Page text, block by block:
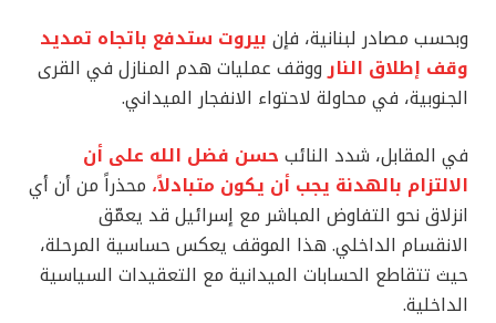
وبحسب مصادر لبنانية، فإن بيروت ستدفع باتجاه تمديد
وقف إطلاق النارووقف عمليات هدم المنازل في القرى
الجنوبية، في محاولة لاحتواء الانفجار الميداني.
في المقابل، شدد النائب حسن فضل الله على أن
الالتزام بالهدنة يجب أن يكون متبادلاً، محذراً من أن أي
انزلاق نحو التفاوض المباشر مع إسرائيل قد يعمّق
الانقسام الداخلي. هذا الموقف يعكس حساسية المرحلة،
حيث تتقاطع الحسابات الميدانية مع التعقيدات السياسية
الداخلية.